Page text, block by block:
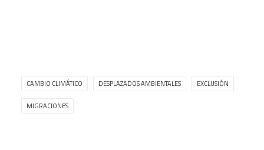
CAMBIO CLIMÁTICO DESPLAZADOS AMBIENTALES EXCLUSIÓN
MIGRACIONES